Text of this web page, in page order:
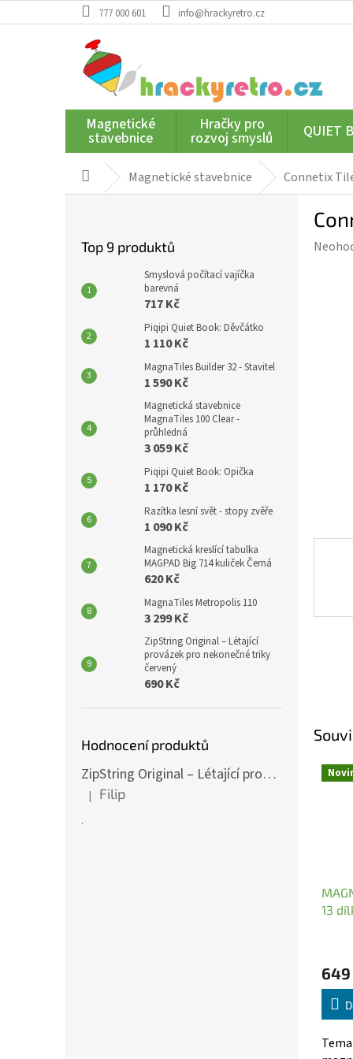
na
777 000 601 info@hrackyretro.cz
Magnetické
stavebnice
Hračky pro
rozvoj smyslů QUIET
Domů Magnetické stavebnice Connetix
Top 9 produktů
Smyslová počítací vajíčka
barevná
717 Kč
Piqipi Quiet Book: Děvčátko
1 110 Kč
MagnaTiles Builder 32 - Stavitel
1 590 Kč
Magnetická stavebnice
MagnaTiles 100 Clear -
průhledná
3 059 Kč
Piqipi Quiet Book: Opička
1 170 Kč
Razítka lesní svět - stopy zvěře
1 090 Kč
Magnetická kreslící tabulka
MAGPAD Big 714 kuliček Černá
620 Kč
MagnaTiles Metropolis 110
3 299 Kč
ZipString Original – Létající
provázek pro nekonečné triky
červený
690 Kč
Hodnocení produktů
ZipString Original – Létající provázek pro nekonečné triky červený
Hodnocení produktu je 5 z 5 hvězdiček.
| Filip
.
13
649